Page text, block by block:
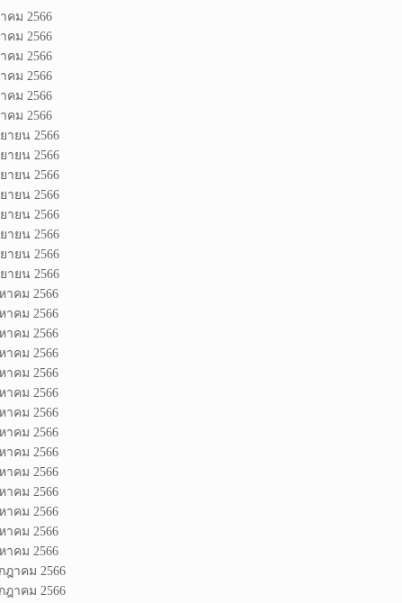
คม 2566
คม 2566
คม 2566
คม 2566
คม 2566
คม 2566
ายน 2566
ายน 2566
ายน 2566
ายน 2566
ายน 2566
ายน 2566
ายน 2566
ายน 2566
าคม 2566
าคม 2566
าคม 2566
าคม 2566
าคม 2566
าคม 2566
าคม 2566
าคม 2566
าคม 2566
าคม 2566
าคม 2566
าคม 2566
าคม 2566
าคม 2566
ฎาคม 2566
ฎาคม 2566